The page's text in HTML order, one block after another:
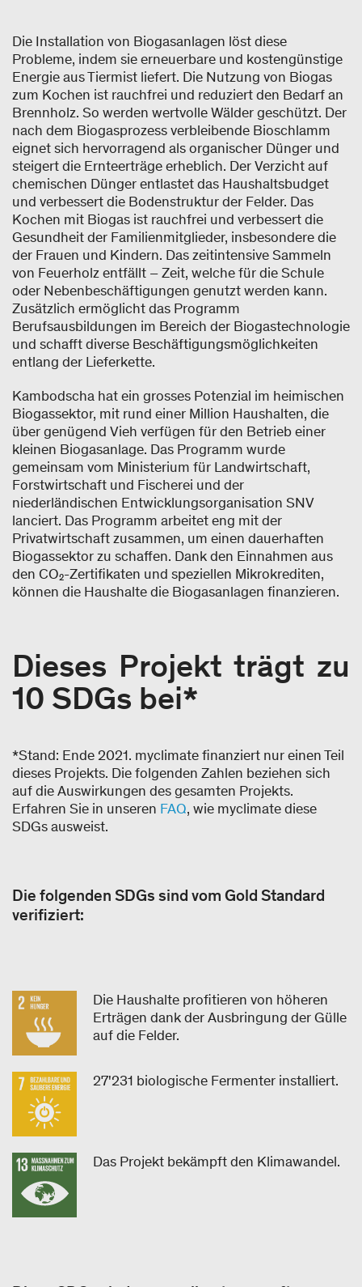
Die Installation von Biogasanlagen löst diese
Probleme, indem sie erneuerbare und kostengünstige
Energie aus Tiermist liefert. Die Nutzung von Biogas
zum Kochen ist rauchfrei und reduziert den Bedarf an
Brennholz. So werden wertvolle Wälder geschützt. Der
nach dem Biogasprozess verbleibende Bioschlamm
eignet sich hervorragend als organischer Dünger und
steigert die Ernteerträge erheblich. Der Verzicht auf
chemischen Dünger entlastet das Haushaltsbudget
und verbessert die Bodenstruktur der Felder. Das
Kochen mit Biogas ist rauchfrei und verbessert die
Gesundheit der Familienmitglieder, insbesondere die
der Frauen und Kindern. Das zeitintensive Sammeln
von Feuerholz entfällt – Zeit, welche für die Schule
oder Nebenbeschäftigungen genutzt werden kann.
Zusätzlich ermöglicht das Programm
Berufsausbildungen im Bereich der Biogastechnologie
und schafft diverse Beschäftigungsmöglichkeiten
entlang der Lieferkette.
Kambodscha hat ein grosses Potenzial im heimischen
Biogassektor, mit rund einer Million Haushalten, die
über genügend Vieh verfügen für den Betrieb einer
kleinen Biogasanlage. Das Programm wurde
gemeinsam vom Ministerium für Landwirtschaft,
Forstwirtschaft und Fischerei und der
niederländischen Entwicklungsorganisation SNV
lanciert. Das Programm arbeitet eng mit der
Privatwirtschaft zusammen, um einen dauerhaften
Biogassektor zu schaffen. Dank den Einnahmen aus
den CO₂-Zertifikaten und speziellen Mikrokrediten,
können die Haushalte die Biogasanlagen finanzieren.
Dieses Projekt trägt zu
10 SDGs bei*
*Stand: Ende 2021. myclimate finanziert nur einen Teil
dieses Projekts. Die folgenden Zahlen beziehen sich
auf die Auswirkungen des gesamten Projekts.
Erfahren Sie in unseren FAQ, wie myclimate diese
SDGs ausweist.
Die folgenden SDGs sind vom Gold Standard
verifiziert:
Die Haushalte profitieren von höheren
Erträgen dank der Ausbringung der Gülle
auf die Felder.
27'231 biologische Fermenter installiert.
Das Projekt bekämpft den Klimawandel.